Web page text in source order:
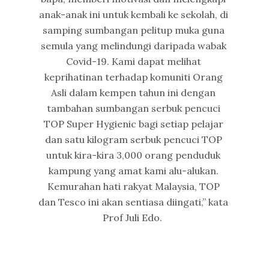
anak-anak ini untuk kembali ke sekolah, di
samping sumbangan pelitup muka guna
semula yang melindungi daripada wabak
Covid-19. Kami dapat melihat
keprihatinan terhadap komuniti Orang
Asli dalam kempen tahun ini dengan
tambahan sumbangan serbuk pencuci
TOP Super Hygienic bagi setiap pelajar
dan satu kilogram serbuk pencuci TOP
untuk kira-kira 3,000 orang penduduk
kampung yang amat kami alu-alukan.
Kemurahan hati rakyat Malaysia, TOP
dan Tesco ini akan sentiasa diingati,” kata
Prof Juli Edo.